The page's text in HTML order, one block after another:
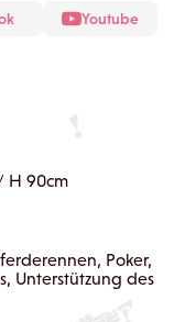
Youtube
H 90cm
Poker,
Unterstützung des